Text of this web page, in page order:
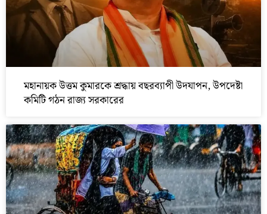
মহানায়ক উত্তম কুমারকে শ্রদ্ধায় বছরব্যাপী উদযাপন, উপদেষ্টা
কমিটি গঠন রাজ্য সরকারের